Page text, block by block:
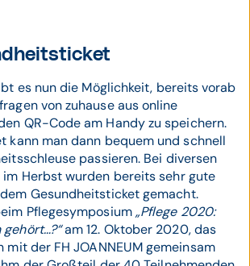
es nun die Möglichkeit, bereits vorab
von zuhause aus online
QR-Code am Handy zu speichern.
kann man dann bequem und schnell
passieren. Bei diversen
Herbst wurden bereits sehr gute
Gesundheitsticket gemacht.
Pflegesymposium„Pflege 2020:
am 12. Oktober 2020, das
mit der FH JOANNEUM gemeinsam